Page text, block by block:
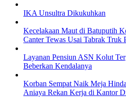
IKA Unsultra Dikukuhkan
Kecelakaan Maut di Batuputih
Canter Tewas Usai Tabrak Truk
Layanan Pensiun ASN Kolut
Beberkan Kendalanya
Korban Sempat Naik Meja
Aniaya Rekan Kerja di Kantor